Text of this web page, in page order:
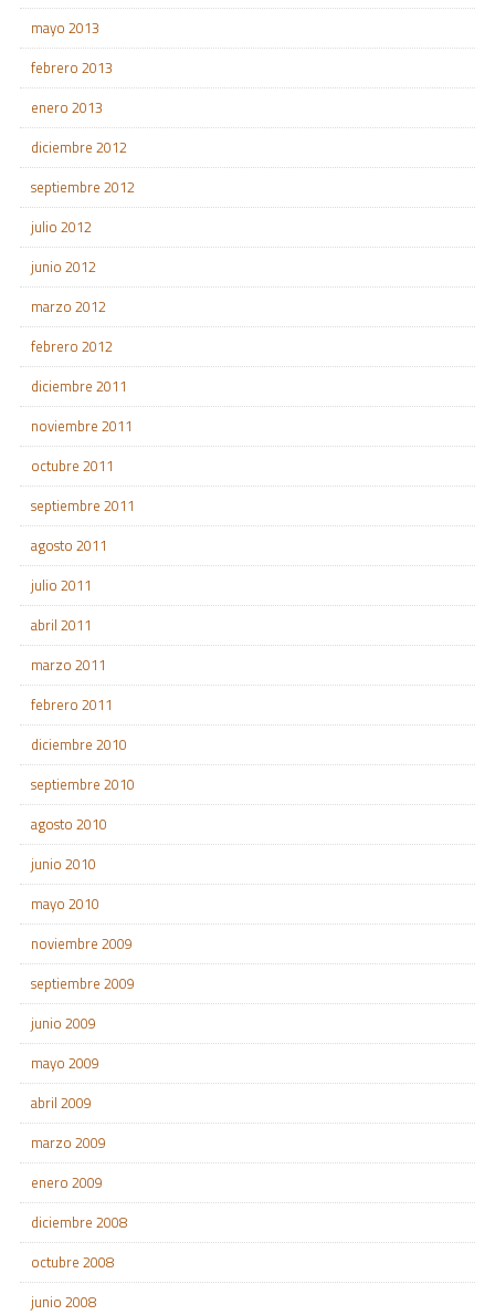
mayo 2013
febrero 2013
enero 2013
diciembre 2012
septiembre 2012
julio 2012
junio 2012
marzo 2012
febrero 2012
diciembre 2011
noviembre 2011
octubre 2011
septiembre 2011
agosto 2011
julio 2011
abril 2011
marzo 2011
febrero 2011
diciembre 2010
septiembre 2010
agosto 2010
junio 2010
mayo 2010
noviembre 2009
septiembre 2009
junio 2009
mayo 2009
abril 2009
marzo 2009
enero 2009
diciembre 2008
octubre 2008
junio 2008